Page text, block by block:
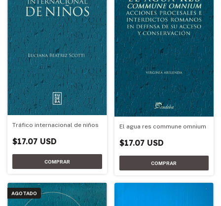
Tráfico internacional de niños
$17.07 USD
El agua res commune omnium
$17.07 USD
AGOTADO